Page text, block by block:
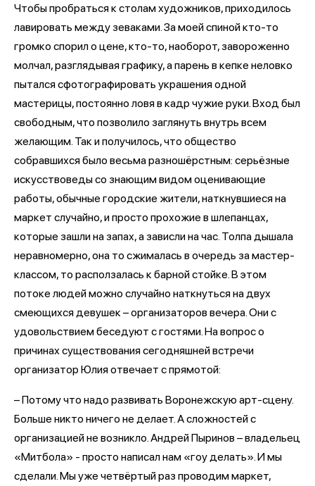
Чтобы пробраться к столам художников, приходилось
лавировать между зеваками. За моей спиной кто-то
громко спорил о цене, кто-то, наоборот, завороженно
молчал, разглядывая графику, а парень в кепке неловко
пытался сфотографировать украшения одной
мастерицы, постоянно ловя в кадр чужие руки. Вход был
свободным, что позволило заглянуть внутрь всем
желающим. Так и получилось, что общество
собравшихся было весьма разношёрстным: серьёзные
искусствоведы со знающим видом оценивающие
работы, обычные городские жители, наткнувшиеся на
маркет случайно, и просто прохожие в шлепанцах,
которые зашли на запах, а зависли на час. Толпа дышала
неравномерно, она то сжималась в очередь за мастер-
классом, то расползалась к барной стойке. В этом
потоке людей можно случайно наткнуться на двух
смеющихся девушек – организаторов вечера. Они с
удовольствием беседуют с гостями. На вопрос о
причинах существования сегодняшней встречи
организатор Юлия отвечает с прямотой:
– Потому что надо развивать Воронежскую арт-сцену.
Больше никто ничего не делает. А сложностей с
организацией не возникло. Андрей Пыринов – владельец
«Митбола» - просто написал нам «гоу делать». И мы
сделали. Мы уже четвёртый раз проводим маркет,